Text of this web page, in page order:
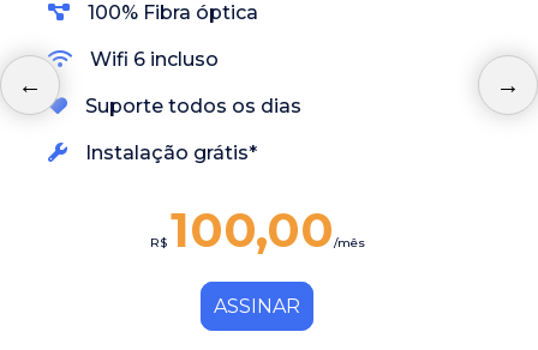
100% Fibra óptica
Wifi 6 incluso
Suporte todos os dias
Instalação grátis*
R$ 100,00/mês
ASSINAR